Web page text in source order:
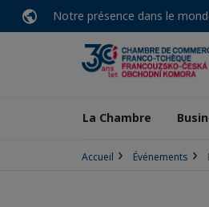
Notre présence dans le
La Chambre
Accueil Événements